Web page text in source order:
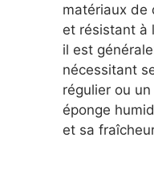
matériaux de
et résistant à
il est
nécessitant
régulier ou
éponge
et sa